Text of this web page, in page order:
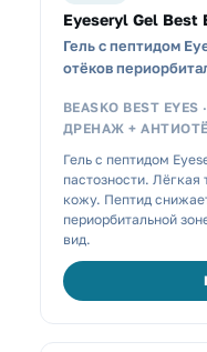
Eyeseryl Gel Best
Гель с пептидом
отёков
BEASKO BEST
ДРЕНАЖ +
Гель с пептидом
пастозности. Лёгкая
кожу. Пептид
периорбитальной
вид.